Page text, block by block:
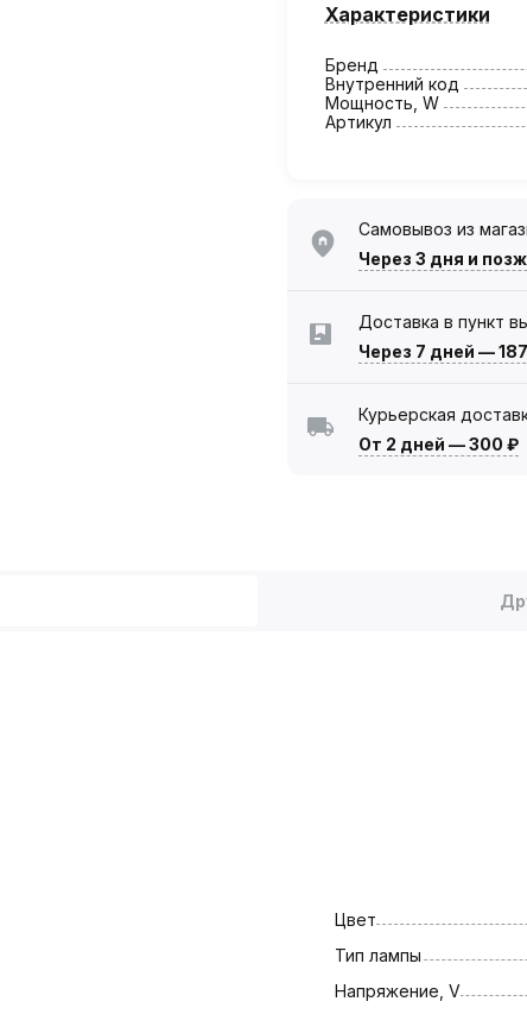
Характеристики
Бренд
Внутренний код
Мощность, W
Артикул
Самовывоз из
Через 3 дня и
Доставка в пункт
Через 7 дней —
Курьерская
От 2 дней —300 ₽
Цвет
Тип лампы
Напряжение, V